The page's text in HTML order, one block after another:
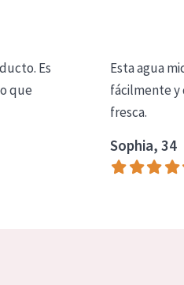
Es
que
Esta agua
fácilmente y
fresca.
Sophia, 34